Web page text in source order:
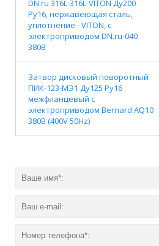
DN.ru 316L-316L-VITON Ду200
Ру16, нержавеющая сталь,
уплотнение - VITON, с
электроприводом DN.ru-040
380В
Затвор дисковый поворотный
ПИК-123-MЭ1 Ду125 Ру16
межфланцевый с
электроприводом Bernard AQ10
380В (400V 50Hz)